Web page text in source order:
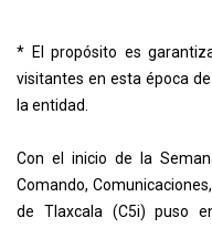
* El propósito es
visitantes en esta época
la entidad.
Con el inicio de la
Comando,
de Tlaxcala (C5i) puso